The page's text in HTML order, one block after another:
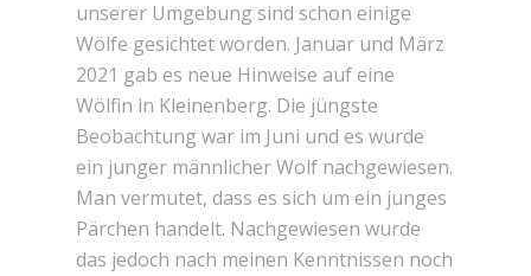
unserer Umgebung sind schon einige
Wölfe gesichtet worden. Januar und März
2021 gab es neue Hinweise auf eine
Wölfin in Kleinenberg. Die jüngste
Beobachtung war im Juni und es wurde
ein junger männlicher Wolf nachgewiesen.
Man vermutet, dass es sich um ein junges
Pärchen handelt. Nachgewiesen wurde
das jedoch nach meinen Kenntnissen noch